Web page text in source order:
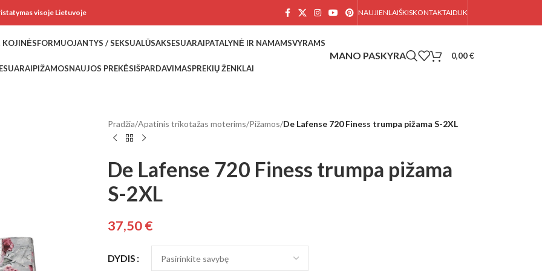
visoje Lietuvoje NAUJIENLAIŠKISKONTAKTAIDUK
KOJINĖSFORMUOJANTYS / SEKSUALŪSAKSESUARAIPATALYNĖ IR NAMAMSVYRAMS
PIŽAMOSNAUJOS PREKĖSIŠPARDAVIMASPREKIŲ ŽENKLAI
0,00€
Pradžia/Apatinis trikotažas moterims/Pižamos/De Lafense 720 Finess trumpa pižama S-2XL
De Lafense 720 Finess trumpa pižama
S-2XL
37,50€
DYDIS